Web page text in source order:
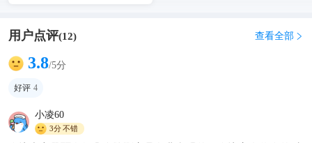
用户点评(12) 查看全部 
3.8/5分
好评 4
小凌60
3分不错